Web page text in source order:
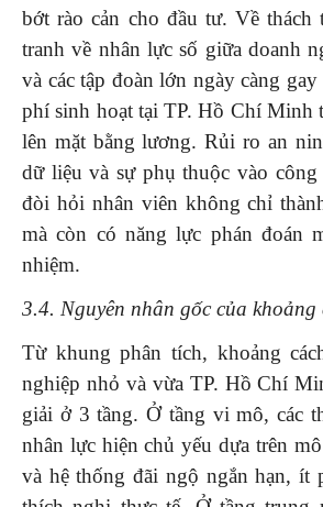
bớt rào cản cho đầu tư. Về thách
tranh về nhân lực số giữa doanh
và các tập đoàn lớn ngày càng
phí sinh hoạt tại TP. Hồ Chí Minh
lên mặt bằng lương. Rủi ro an
dữ liệu và sự phụ thuộc vào công
đòi hỏi nhân viên không chỉ
mà còn có năng lực phán đoán
nhiệm.
3.4. Nguyên nhân gốc của khoảng
Từ khung phân tích, khoảng
nghiệp nhỏ và vừa TP. Hồ Chí
giải ở 3 tầng. Ở tầng vi mô, các
nhân lực hiện chủ yếu dựa trên
và hệ thống đãi ngộ ngắn hạn, ít